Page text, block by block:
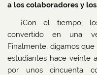
a los colaboradores y
¡Con el tiempo,
convertido en una
Finalmente, digamos
estudiantes hace veinte
por unos cincuenta